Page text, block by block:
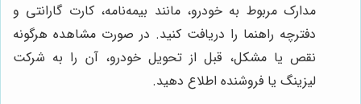
مدارک مربوط به خودرو، مانند بیمه‌نامه، کارت گارانتی و
دفترچه راهنما را دریافت کنید. در صورت مشاهده هرگونه
نقص یا مشکل، قبل از تحویل خودرو، آن را به شرکت
لیزینگ یا فروشنده اطلاع دهید.